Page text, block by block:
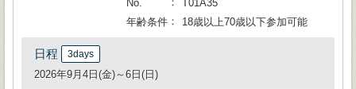
No.
T01A35
年齢条件
18歳以上70歳以下参加可能
日程 3days
2026年9月4日(金)～6日(日)